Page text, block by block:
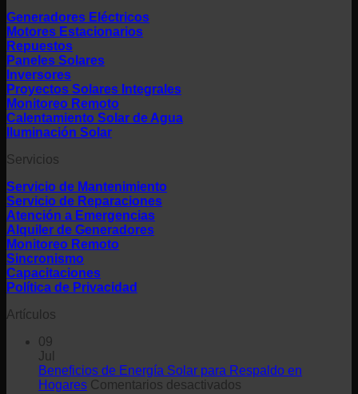
Generadores Eléctricos
Motores Estacionarios
Repuestos
Paneles Solares
Inversores
Proyectos Solares Integrales
Monitoreo Remoto
Calentamiento Solar de Agua
Iluminación Solar
Servicios
Servicio de Mantenimiento
Servicio de Reparaciones
Atención a Emergencias
Alquiler de Generadores
Monitoreo Remoto
Sincronismo
Capacitaciones
Política de Privacidad
Artículos
09
Jul
Beneficios de Energía Solar para Respaldo en
Hogares Comentarios desactivados